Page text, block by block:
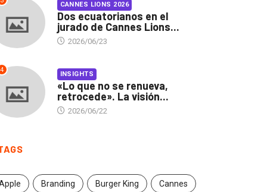
CANNES LIONS 2026
Dos ecuatorianos en el
jurado de Cannes Lions...
2026/06/23
4 INSIGHTS
«Lo que no se renueva,
retrocede». La visión...
2026/06/22
Branding Burger King Cannes